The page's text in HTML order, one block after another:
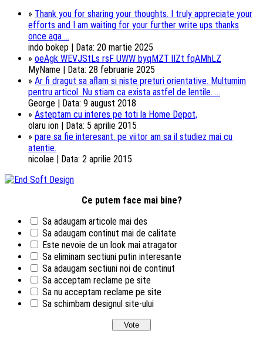
» Thank you for sharing your thoughts. I truly appreciate your
efforts and I am waiting for your further write ups thanks
once aga ...
indo bokep | Data: 20 martie 2025
» oeAgk WEVJStLs rsF UWW byqMZT lIZt fqAMhLZ
MyName | Data: 28 februarie 2025
» Ar fi dragut sa aflam si niste preturi orientative. Multumim
pentru articol. Nu stiam ca exista astfel de lentile. ...
George | Data: 9 august 2018
» Asteptam cu interes pe toti la Home Depot,
olaru ion | Data: 5 aprilie 2015
» pare sa fie interesant. pe viitor am sa il studiez mai cu
atentie.
nicolae | Data: 2 aprilie 2015
Ce putem face mai bine?
Sa adaugam articole mai des
Sa adaugam continut mai de calitate
Este nevoie de un look mai atragator
Sa eliminam sectiuni putin interesante
Sa adaugam sectiuni noi de continut
Sa acceptam reclame pe site
Sa nu acceptam reclame pe site
Sa schimbam designul site-ului